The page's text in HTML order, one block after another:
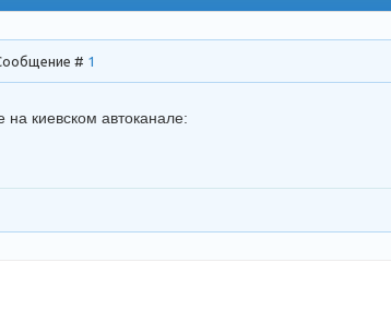
# 1
киевском автоканале: